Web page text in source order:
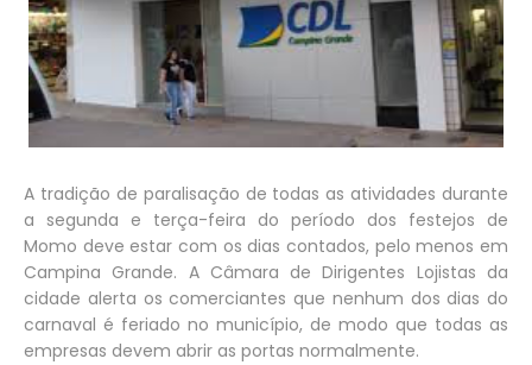
A tradição de paralisação de todas as atividades durante
a segunda e terça-feira do período dos festejos de
Momo deve estar com os dias contados, pelo menos em
Campina Grande. A Câmara de Dirigentes Lojistas da
cidade alerta os comerciantes que nenhum dos dias do
carnaval é feriado no município, de modo que todas as
empresas devem abrir as portas normalmente.